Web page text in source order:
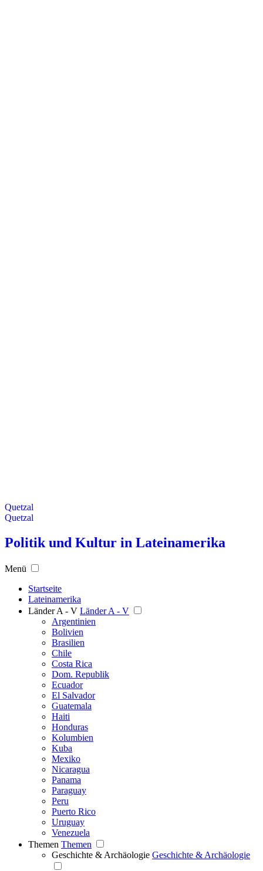
Quetzal
Quetzal
Politik und Kultur in Lateinamerika
Menü
Startseite
Lateinamerika
Länder A - V Länder A - V
Argentinien
Bolivien
Brasilien
Chile
Costa Rica
Dom. Republik
Ecuador
El Salvador
Guatemala
Haiti
Honduras
Kolumbien
Kuba
Mexiko
Nicaragua
Panama
Paraguay
Peru
Puerto Rico
Uruguay
Venezuela
Themen Themen
Geschichte & Archäologie Geschichte & Archäologie